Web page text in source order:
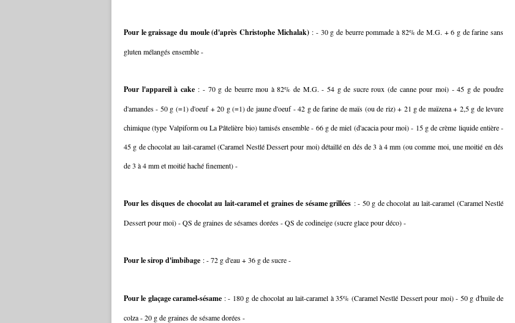
Pour le graissage du moule (d'après Christophe Michalak): - 30 g de beurre pommade à 82% de M.G. + 6 g de farine sans
gluten mélangés ensemble -
Pour l'appareil à cake: - 70 g de beurre mou à 82% de M.G. - 54 g de sucre roux (de canne pour moi) - 45 g de poudre
d'amandes - 50 g (=1) d'oeuf + 20 g (=1) de jaune d'oeuf - 42 g de farine de maïs (ou de riz) + 21 g de maïzena + 2,5 g de levure
chimique (type Valpiform ou La Pâtelière bio) tamisés ensemble - 66 g de miel (d'acacia pour moi) - 15 g de crème liquide entière -
45 g de chocolat au lait-caramel (Caramel Nestlé Dessert pour moi) détaillé en dés de 3 à 4 mm (ou comme moi, une moitié en dés
de 3 à 4 mm et moitié haché finement) -
Pour les disques de chocolat au lait-caramel et graines de sésame grillées : - 50 g de chocolat au lait-caramel (Caramel Nestlé
Dessert pour moi) - QS de graines de sésames dorées - QS de codineige (sucre glace pour déco) -
Pour le sirop d'imbibage : - 72 g d'eau + 36 g de sucre -
Pour le glaçage caramel-sésame : - 180 g de chocolat au lait-caramel à 35% (Caramel Nestlé Dessert pour moi) - 50 g d'huile de
colza - 20 g de graines de sésame dorées -